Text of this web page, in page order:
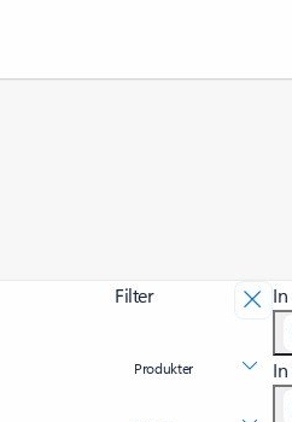
Filter
Produkter